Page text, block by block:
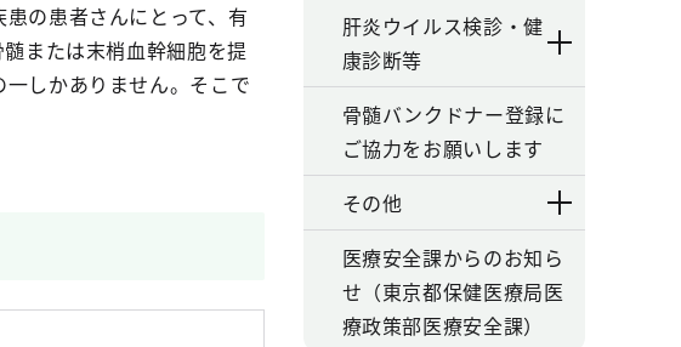
の患者さんにとって、有
または末梢血幹細胞を提
しかありません。そこで
肝炎ウイルス検診・健
康診断等
骨髄バンクドナー登録に
ご協力をお願いします
その他
医療安全課からのお知ら
せ（東京都保健医療局医
療政策部医療安全課）